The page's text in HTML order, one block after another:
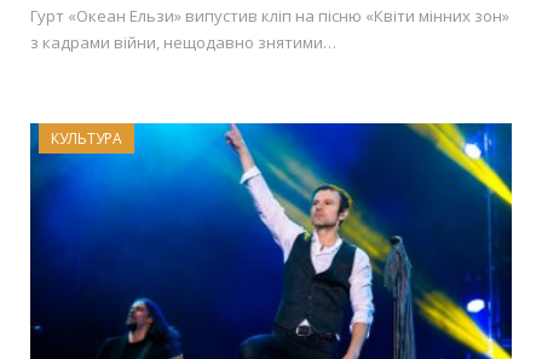
Гурт «Океан Ельзи» випустив кліп на пісню «Квіти мінних зон»
з кадрами війни, нещодавно знятими…
КУЛЬТУРА